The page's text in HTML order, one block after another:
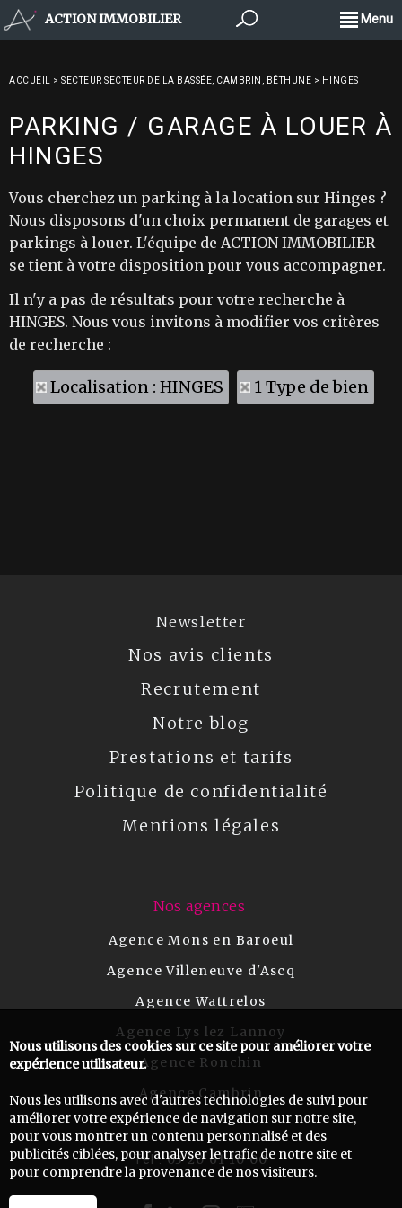
ACTION IMMOBILIER Menu
ACCUEIL > SECTEUR SECTEUR DE LA BASSÉE, CAMBRIN, BÉTHUNE > HINGES
PARKING / GARAGE À LOUER À
HINGES
Vous cherchez un parking à la location sur Hinges ?
Nous disposons d'un choix permanent de garages et
parkings à louer. L'équipe de ACTION IMMOBILIER
se tient à votre disposition pour vous accompagner.
Il n'y a pas de résultats pour votre recherche à
HINGES. Nous vous invitons à modifier vos critères
de recherche :
Localisation : HINGES 1 Type de bien
Newsletter
Nos avis clients
Recrutement
Notre blog
Prestations et tarifs
Politique de confidentialité
Mentions légales
Nos agences
Agence Mons en Baroeul
Agence Villeneuve d'Ascq
Agence Wattrelos
Agence Lys lez Lannoy
Agence Ronchin
Agence Cambrin
Tel :03 20 61 10 00
Nous utilisons des cookies sur ce site pour améliorer votre
expérience utilisateur.
Nous les utilisons avec d'autres technologies de suivi pour
améliorer votre expérience de navigation sur notre site,
pour vous montrer un contenu personnalisé et des
publicités ciblées, pour analyser le trafic de notre site et
pour comprendre la provenance de nos visiteurs.